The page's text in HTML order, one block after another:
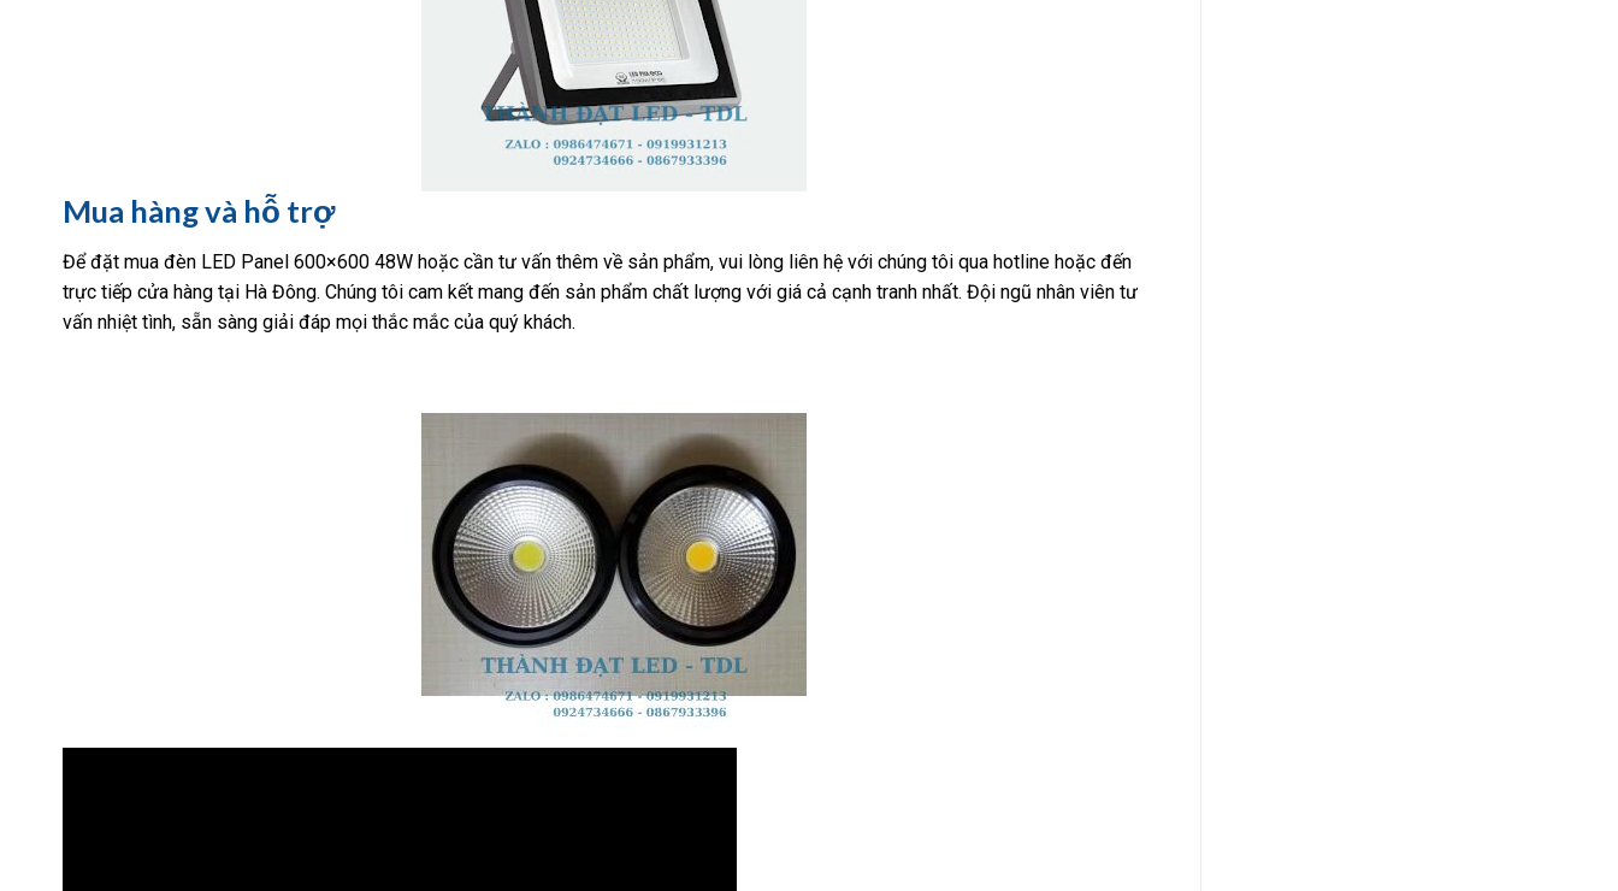
Mua hàng và hỗ trợ
Để đặt mua đèn LED Panel 600×600 48W hoặc cần tư vấn thêm về sản phẩm, vui lòng liên hệ với chúng tôi qua hotline hoặc đến
trực tiếp cửa hàng tại Hà Đông. Chúng tôi cam kết mang đến sản phẩm chất lượng với giá cả cạnh tranh nhất. Đội ngũ nhân viên tư
vấn nhiệt tình, sẵn sàng giải đáp mọi thắc mắc của quý khách.